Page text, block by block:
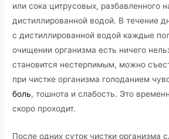
или сока цитрусовых, разбавленного
дистиллированной водой. В течение
с дистиллированной водой каждые
очищении организма есть ничего
становится нестерпимым, можно
при чистке организма голоданием
боль, тошнота и слабость. Это
скоро проходит.
После одних суток чистки организма